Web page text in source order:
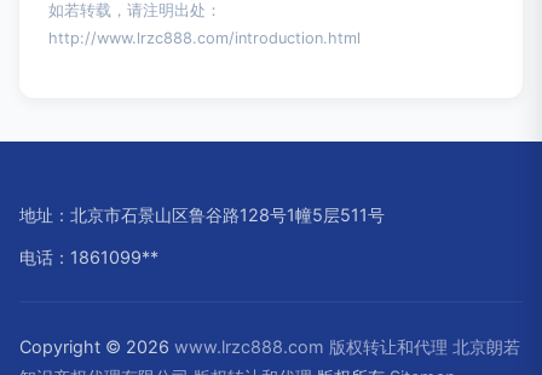
如若转载，请注明出处：
http://www.lrzc888.com/introduction.html
地址：北京市石景山区鲁谷路128号1幢5层511号
电话：1861099**
Copyright © 2026 www.lrzc888.com 版权转让和代理 北京朗若